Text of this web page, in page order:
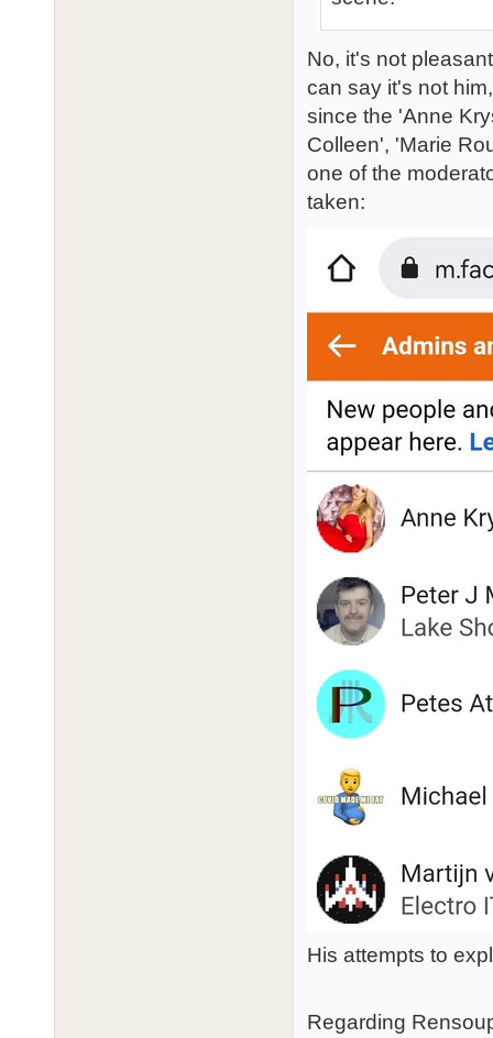
No, it's not
can say it's not
since the 'Anne
Colleen', 'Marie
one of the
taken:
His attempts to
Regarding